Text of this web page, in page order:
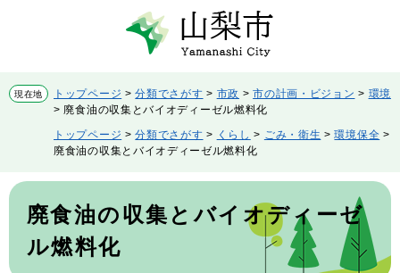
先
頭
を
飛
文
現在地 トップページ >分類でさがす > 市政 >市の計画・ビジョン > 環境
>廃食油の収集とバイオディーゼル燃料化
トップページ >分類でさがす > くらし > ごみ・衛生 >環境保全 >
廃食油の収集とバイオディーゼル燃料化
本
廃食油の収集とバイオディーゼ
ル燃料化